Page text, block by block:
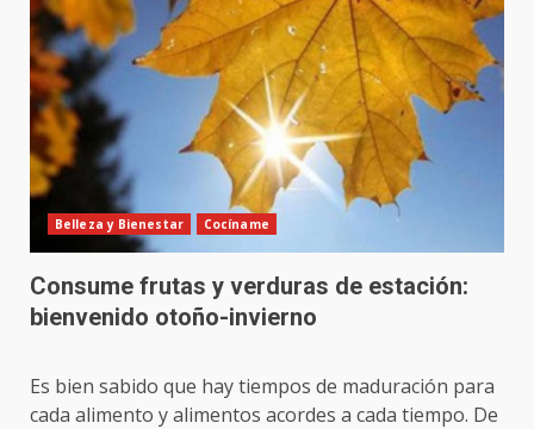
Belleza y Bienestar Cocíname
Consume frutas y verduras de estación:
bienvenido otoño-invierno
Es bien sabido que hay tiempos de maduración para
cada alimento y alimentos acordes a cada tiempo. De